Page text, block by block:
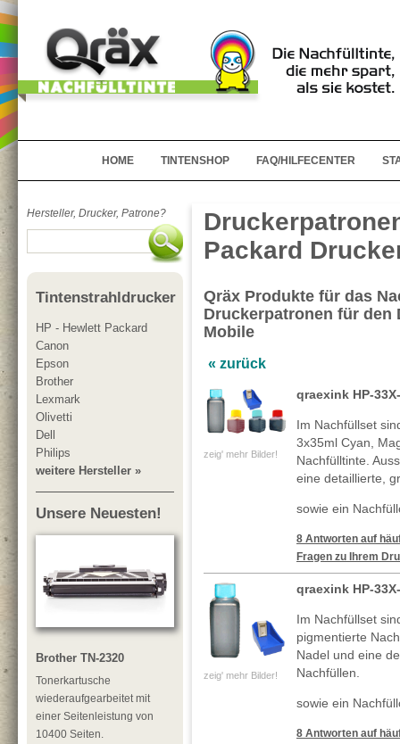
HOME TINTENSHOP FAQ/HILFECENTER
Hersteller, Drucker, Patrone?
Tintenstrahldrucker
HP - Hewlett Packard
Canon
Epson
Brother
Lexmark
Olivetti
Dell
Philips
weitere Hersteller »
Unsere Neuesten!
Brother TN-2320
Tonerkartusche
wiederaufgearbeitet mit
einer Seitenleistung von
10400 Seiten.
Packard
Qräx Produkte für das
Druckerpatronen für den
Mobile
« zurück
zeig' mehr Bilder!
qraexink HP-
Im Nachfüllset
3x35ml Cyan,
Nachfülltinte.
eine detaillierte,
sowie ein
8 Antworten auf
Fragen zu Ihrem
zeig' mehr Bilder!
qraexink HP-
Im Nachfüllset
pigmentierte
Nadel und eine
Nachfüllen.
sowie ein
8 Antworten auf